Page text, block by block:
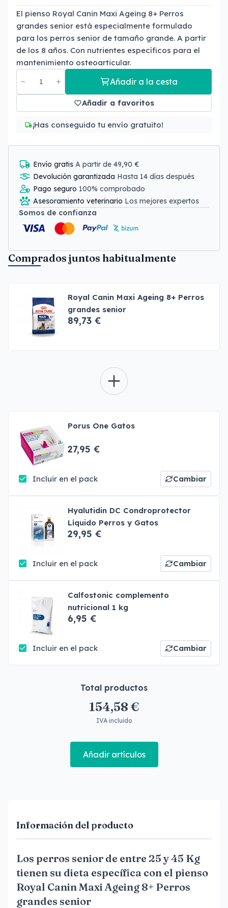
El pienso Royal Canin Maxi Ageing 8+ Perros
grandes senior está especialmente formulado
para los perros senior de tamaño grande. A partir
de los 8 años. Con nutrientes específicos para el
mantenimiento osteoarticular.
Añadir a la cesta
Añadir a favoritos
¡Has conseguido tu envío gratuito!
Envío gratis A partir de 49,90 €
Devolución garantizada Hasta 14 días después
Pago seguro 100% comprobado
Asesoramiento veterinario Los mejores expertos
Somos de confianza
Comprados juntos habitualmente
Royal Canin Maxi Ageing 8+ Perros
grandes senior
89,73 €
Porus One Gatos
27,95 €
Incluir en el pack Cambiar
Hyalutidin DC Condroprotector
Líquido Perros y Gatos
29,95 €
Incluir en el pack Cambiar
Calfostonic complemento
nutricional 1 kg
6,95 €
Incluir en el pack Cambiar
Total productos
154,58 €
IVA incluido
Añadir artículos
Información del producto
Los perros senior de entre 25 y 45 Kg
tienen su dieta específica con el pienso
Royal Canin Maxi Ageing 8+ Perros
grandes senior